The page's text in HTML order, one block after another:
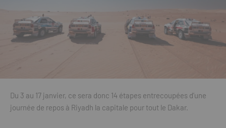
Du 3 au 17 janvier, ce sera donc 14 étapes entrecoupées d’une
journée de repos à Riyadh la capitale pour tout le Dakar.